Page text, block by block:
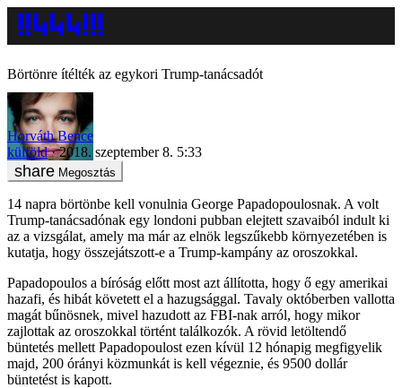
Börtönre ítélték az egykori Trump-tanácsadót
Horváth Bence
külföld
2018. szeptember 8. 5:33
Megosztás
14 napra börtönbe kell vonulnia George Papadopoulosnak. A volt
Trump-tanácsadónak egy londoni pubban elejtett szavaiból indult ki
az a vizsgálat, amely ma már az elnök legszűkebb környezetében is
kutatja, hogy összejátszott-e a Trump-kampány az oroszokkal.
Papadopoulos a bíróság előtt most azt állította, hogy ő egy amerikai
hazafi, és hibát követett el a hazugsággal. Tavaly októberben vallotta
magát bűnösnek, mivel hazudott az FBI-nak arról, hogy mikor
zajlottak az oroszokkal történt találkozók. A rövid letöltendő
büntetés mellett Papadopoulost ezen kívül 12 hónapig megfigyelik
majd, 200 órányi közmunkát is kell végeznie, és 9500 dollár
büntetést is kapott.